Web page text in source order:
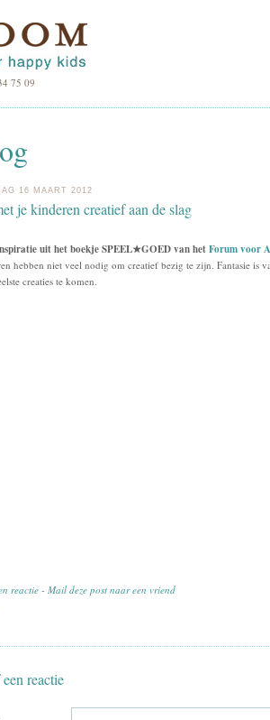
75 09
16 MAART 2012
je kinderen creatief aan de slag
uit het boekje SPEEL★GOED van hetForum voor
hebben niet veel nodig om creatief bezig te zijn. Fantasie is
creaties te komen.
reactie - Mail deze post naar een vriend
reactie